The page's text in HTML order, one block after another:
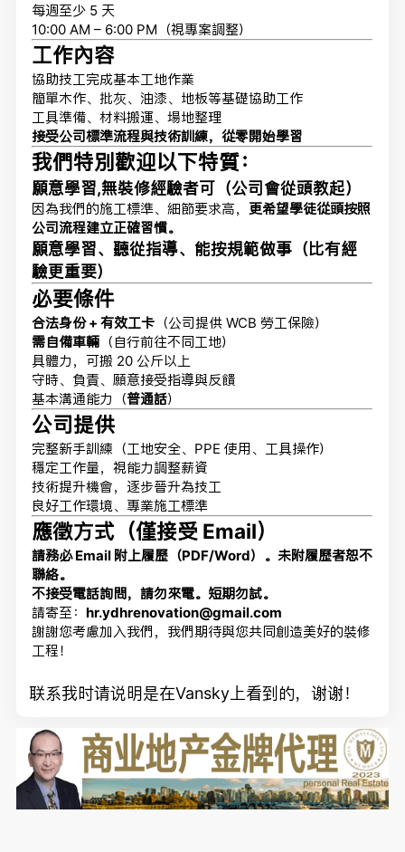
每週至少 5 天
10:00 AM – 6:00 PM（視專案調整）
工作內容
協助技工完成基本工地作業
簡單木作、批灰、油漆、地板等基礎協助工作
工具準備、材料搬運、場地整理
接受公司標準流程與技術訓練，從零開始學習
我們特別歡迎以下特質：
願意學習,無裝修經驗者可（公司會從頭教起）
因為我們的施工標準、細節要求高，更希望學徒從頭按照
公司流程建立正確習慣。
願意學習、聽從指導、能按規範做事（比有經
驗更重要）
必要條件
合法身份 + 有效工卡 （公司提供 WCB 勞工保險）
需自備車輛 （自行前往不同工地）
具體力，可搬 20 公斤以上
守時、負責、願意接受指導與反饋
基本溝通能力（普通話）
公司提供
完整新手訓練（工地安全、PPE 使用、工具操作）
穩定工作量，視能力調整薪資
技術提升機會，逐步晉升為技工
良好工作環境、專業施工標準
應徵方式（僅接受 Email）
請務必 Email 附上履歷（PDF/Word）。未附履歷者恕不
聯絡。
不接受電話詢問，請勿來電。短期勿試。
請寄至：hr.ydhrenovation@gmail.com
謝謝您考慮加入我們，我們期待與您共同創造美好的裝修
工程！
联系我时请说明是在Vansky上看到的，谢谢！